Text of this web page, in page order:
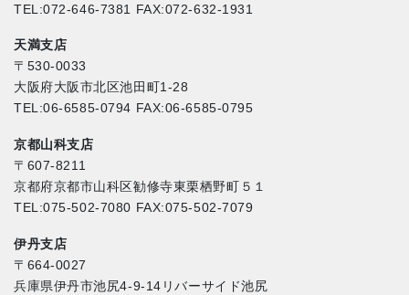
TEL:072-646-7381 FAX:072-632-1931
天満支店
〒530-0033
大阪府大阪市北区池田町1-28
TEL:06-6585-0794 FAX:06-6585-0795
京都山科支店
〒607-8211
京都府京都市山科区勧修寺東栗栖野町５１
TEL:075-502-7080 FAX:075-502-7079
伊丹支店
〒664-0027
兵庫県伊丹市池尻4-9-14リバーサイド池尻